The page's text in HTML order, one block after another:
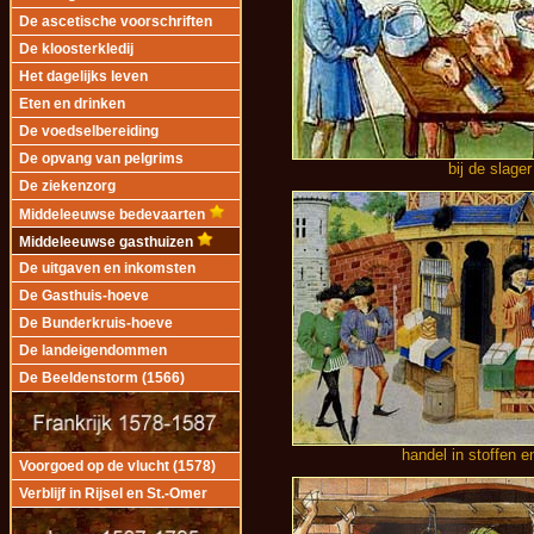
De ascetische voorschriften
De kloosterkledij
Het dagelijks leven
Eten en drinken
De voedselbereiding
De opvang van pelgrims
De ziekenzorg
Middeleeuwse bedevaarten
Middeleeuwse gasthuizen
De uitgaven en inkomsten
De Gasthuis-hoeve
De Bunderkruis-hoeve
De landeigendommen
De Beeldenstorm (1566)
Voorgoed op de vlucht (1578)
Verblijf in Rijsel en St.-Omer
bij de slager
handel in stoffen